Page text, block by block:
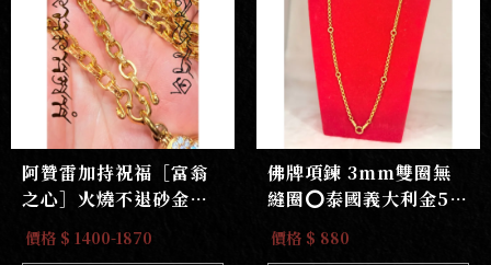
阿贊雷加持祝福［富翁
之心］火燒不退砂金佛
牌鍊｛高清火燒實測｝
不含過敏源鋅鎳金屬
價格 $ 1400-1870
佛牌項鍊 3mm雙圈無
縫圈⭕️泰國義大利金5掛
鍊
價格 $ 880